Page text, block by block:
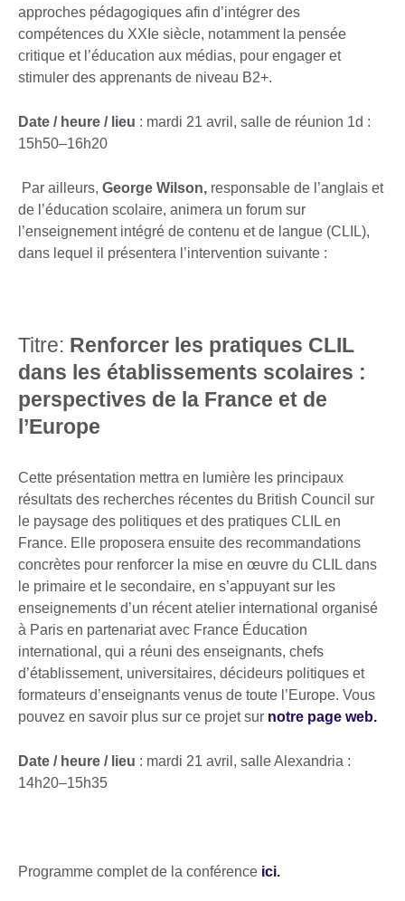
approches pédagogiques afin d’intégrer des
compétences du XXIe siècle, notamment la pensée
critique et l’éducation aux médias, pour engager et
stimuler des apprenants de niveau B2+.
Date / heure / lieu : mardi 21 avril, salle de réunion 1d :
15h50–16h20
Par ailleurs, George Wilson, responsable de l’anglais et
de l’éducation scolaire, animera un forum sur
l’enseignement intégré de contenu et de langue (CLIL),
dans lequel il présentera l’intervention suivante :
Titre: Renforcer les pratiques CLIL
dans les établissements scolaires :
perspectives de la France et de
l’Europe
Cette présentation mettra en lumière les principaux
résultats des recherches récentes du British Council sur
le paysage des politiques et des pratiques CLIL en
France. Elle proposera ensuite des recommandations
concrètes pour renforcer la mise en œuvre du CLIL dans
le primaire et le secondaire, en s’appuyant sur les
enseignements d’un récent atelier international organisé
à Paris en partenariat avec France Éducation
international, qui a réuni des enseignants, chefs
d’établissement, universitaires, décideurs politiques et
formateurs d’enseignants venus de toute l’Europe. Vous
pouvez en savoir plus sur ce projet sur notre page web.
Date / heure / lieu : mardi 21 avril, salle Alexandria :
14h20–15h35
Programme complet de la conférence ici.